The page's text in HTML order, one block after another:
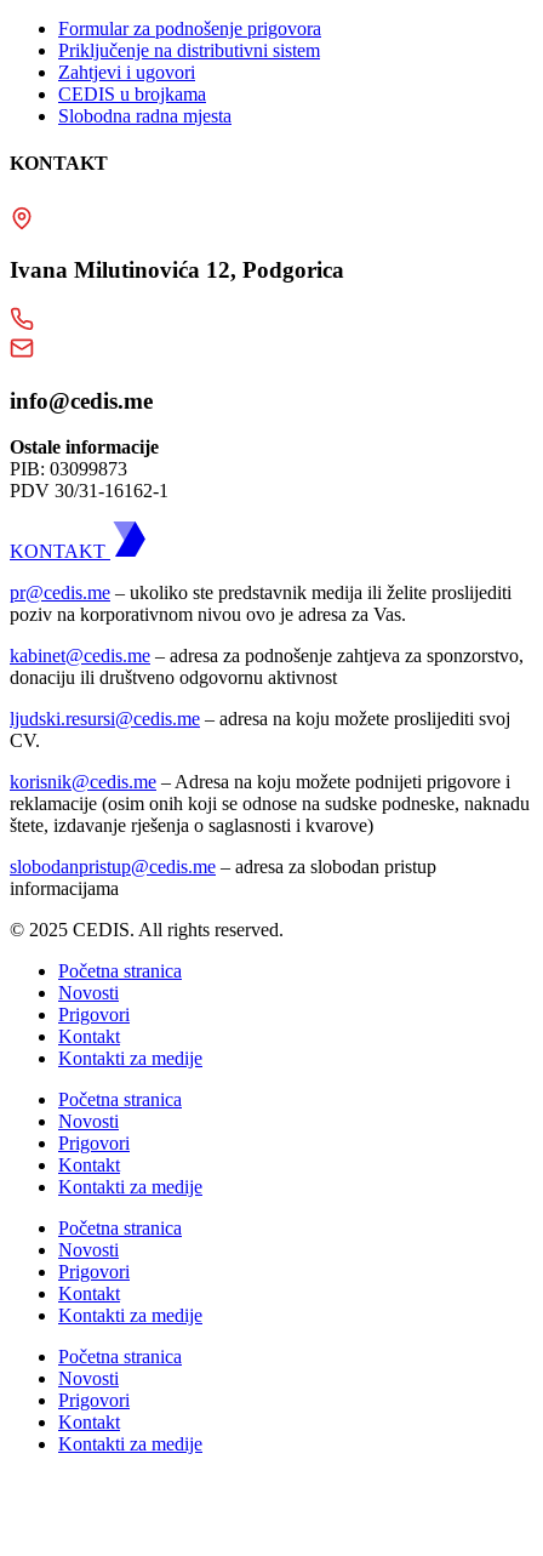
Formular za podnošenje prigovora
Priključenje na distributivni sistem
Zahtjevi i ugovori
CEDIS u brojkama
Slobodna radna mjesta
KONTAKT
Ivana Milutinovića 12, Podgorica
info@cedis.me
Ostale informacije
PIB: 03099873
PDV 30/31-16162-1
KONTAKT
pr@cedis.me – ukoliko ste predstavnik medija ili želite proslijediti
poziv na korporativnom nivou ovo je adresa za Vas.
kabinet@cedis.me – adresa za podnošenje zahtjeva za sponzorstvo,
donaciju ili društveno odgovornu aktivnost
ljudski.resursi@cedis.me – adresa na koju možete proslijediti svoj
CV.
korisnik@cedis.me – Adresa na koju možete podnijeti prigovore i
reklamacije (osim onih koji se odnose na sudske podneske, naknadu
štete, izdavanje rješenja o saglasnosti i kvarove)
slobodanpristup@cedis.me – adresa za slobodan pristup
informacijama
© 2025 CEDIS. All rights reserved.
Početna stranica
Novosti
Prigovori
Kontakt
Kontakti za medije
Početna stranica
Novosti
Prigovori
Kontakt
Kontakti za medije
Početna stranica
Novosti
Prigovori
Kontakt
Kontakti za medije
Početna stranica
Novosti
Prigovori
Kontakt
Kontakti za medije